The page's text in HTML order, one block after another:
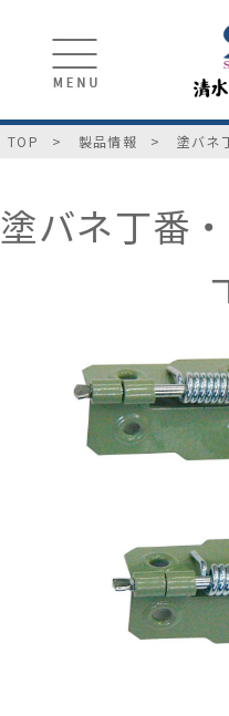
TOP 製品情報 塗バネ
塗バネ丁番